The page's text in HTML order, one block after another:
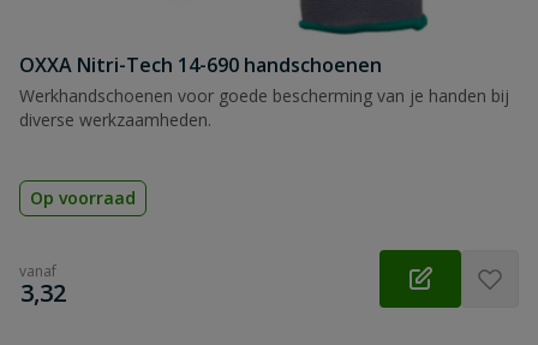
OXXA Nitri-Tech 14-690 handschoenen
Werkhandschoenen voor goede bescherming van je handen bij
diverse werkzaamheden.
Op voorraad
vanaf
€
3,32